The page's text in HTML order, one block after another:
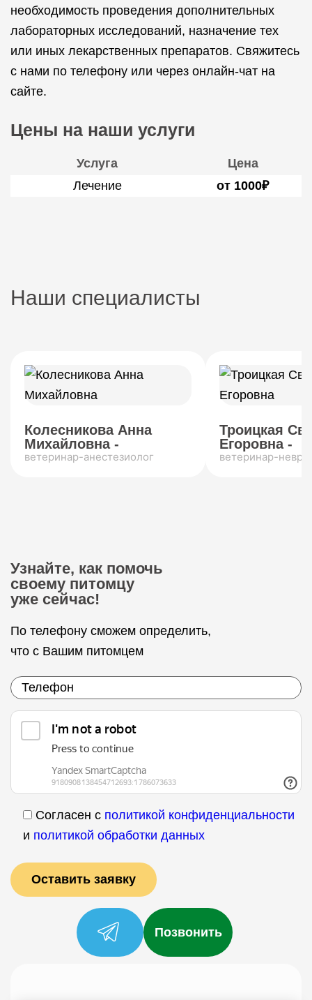
необходимость проведения дополнительных
лабораторных исследований, назначение тех
или иных лекарственных препаратов. Свяжитесь
с нами по телефону или через онлайн-чат на
сайте.
Цены на наши услуги
Услуга
Цена
Лечение
от 1000₽
Наши специалисты
Колесникова Анна
Михайловна -
ветеринар-анестезиолог
Троицкая
Егоровна -
ветеринар-
Узнайте, как помочь
своему питомцу
уже сейчас!
По телефону сможем определить,
что с Вашим питомцем
Согласен с политикой конфиденциальности
и политикой обработки данных
Позвонить